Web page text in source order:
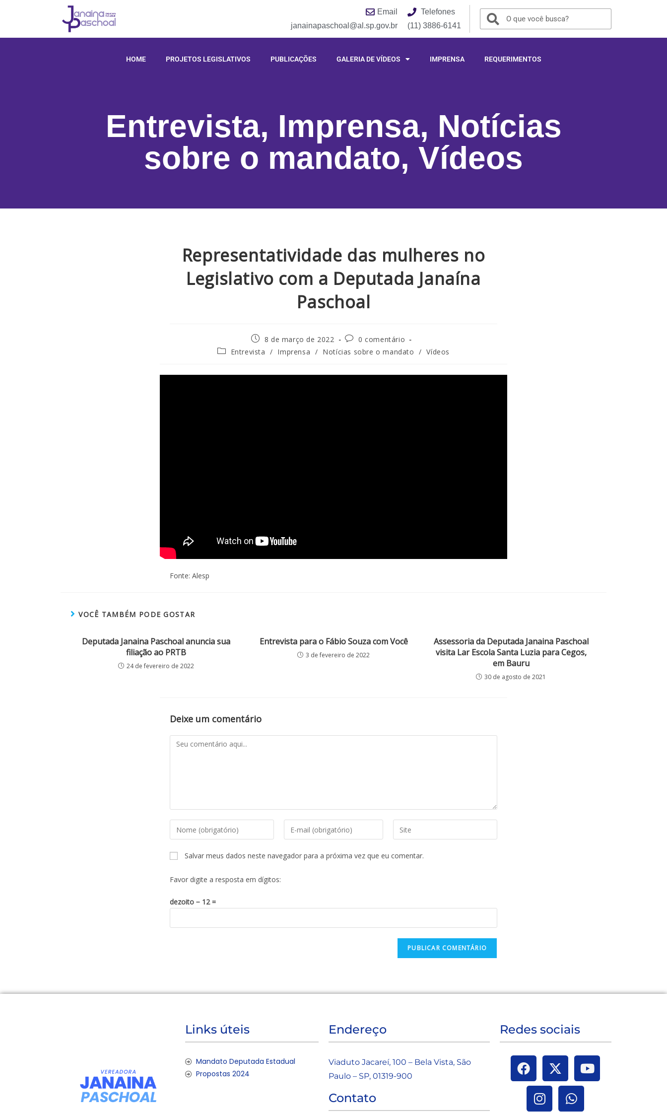
Email
janainapaschoal@al.sp.gov.br
Telefones
(11) 3886-6141
HOME PROJETOS LEGISLATIVOS PUBLICAÇÕES GALERIA DE VÍDEOS IMPRENSA REQUERIMENTOS
Entrevista, Imprensa, Notícias
sobre o mandato, Vídeos
Representatividade das mulheres no
Legislativo com a Deputada Janaína
Paschoal
8 de março de 2022
0 comentário
Entrevista / Imprensa / Notícias sobre o mandato / Vídeos
Fonte: Alesp
VOCÊ TAMBÉM PODE GOSTAR
Deputada Janaina Paschoal anuncia sua
filiação ao PRTB
24 de fevereiro de 2022
Entrevista para o Fábio Souza com Você
3 de fevereiro de 2022
Assessoria da Deputada Janaina Paschoal
visita Lar Escola Santa Luzia para Cegos,
em Bauru
30 de agosto de 2021
Deixe um comentário
Salvar meus dados neste navegador para a próxima vez que eu comentar.
Favor digite a resposta em dígitos:
dezoito − 12 =
Links úteis
Mandato Deputada Estadual
Propostas 2024
Endereço
Viaduto Jacareí, 100 – Bela Vista, São
Paulo – SP, 01319-900
Contato
Redes sociais